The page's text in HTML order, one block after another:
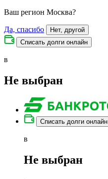
Ваш регион Москва?
Да, спасибо
Нет, другой
Списать долги онлайн
в
Не выбран
Списать долги онлайн
в
Не выбран